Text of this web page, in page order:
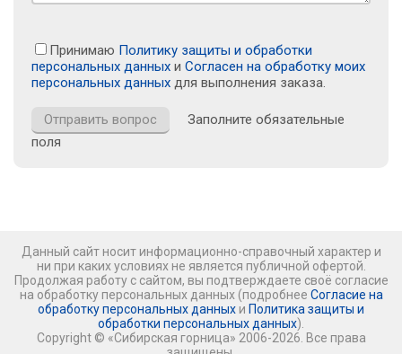
Принимаю Политику защиты и обработки
персональных данных и Согласен на обработку моих
персональных данных для выполнения заказа.
Заполните обязательные
поля
Данный сайт носит информационно-справочный характер и
ни при каких условиях не является публичной офертой.
Продолжая работу с сайтом, вы подтверждаете своё согласие
на обработку персональных данных (подробнее Согласие на
обработку персональных данных и Политика защиты и
обработки персональных данных).
Copyright © «Сибирская горница» 2006-2026. Все права